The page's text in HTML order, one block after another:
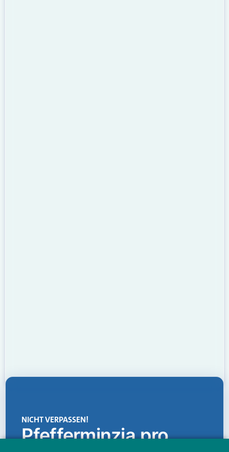
NICHT VERPASSEN!
Pfefferminzia.pro